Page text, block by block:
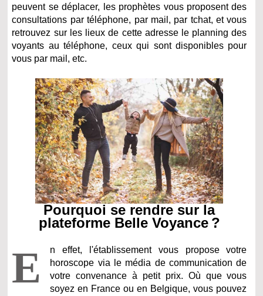
peuvent se déplacer, les prophètes vous proposent des
consultations par téléphone, par mail, par tchat, et vous
retrouvez sur les lieux de cette adresse le planning des
voyants au téléphone, ceux qui sont disponibles pour
vous par mail, etc.
Pourquoi se rendre sur la
plateforme Belle Voyance ?
E
n effet, l'établissement vous propose votre
horoscope via le média de communication de
votre convenance à petit prix. Où que vous
soyez en France ou en Belgique, vous pouvez